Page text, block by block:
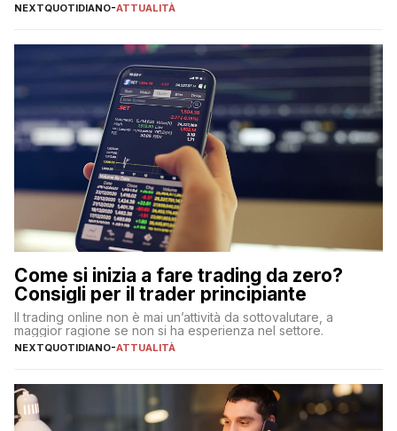
NEXTQUOTIDIANO-ATTUALITÀ
Come si inizia a fare trading da zero?
Consigli per il trader principiante
Il trading online non è mai un’attività da sottovalutare, a
maggior ragione se non si ha esperienza nel settore.
NEXTQUOTIDIANO-ATTUALITÀ